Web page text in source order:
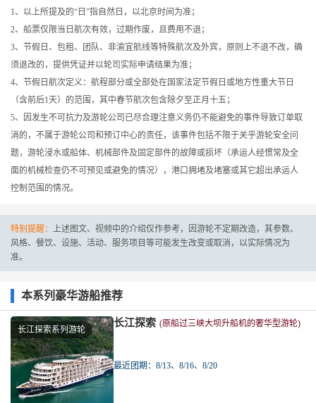
1、以上所提及的“日”指自然日，以北京时间为准；
2、船票仅限当日航次有效，过期作废，且费用不退；
3、节假日、包租、团队、非渝宜航线等特殊航次及外宾，原则上不退不改，确
须退改的，提供凭证并以轮司实际申请结果为准；
4、节假日航次定义：航程部分或全部处在国家法定节假日或地方性重大节日
（含前后1天）的范围，其中春节航次包含除夕至正月十五；
5、因发生不可抗力及游轮公司已尽合理注意义务仍不能避免的事件导致订单取
消的，不属于游轮公司和预订中心的责任，该事件包括不限于关乎游轮安全问
题，游轮浸水或船体、机械部件及固定部件的故障或损坏（承运人经惯常及全
面的机械检查仍不可预见或避免的情况），港口拥堵及堵塞或其它超出承运人
控制范围的情况。
特别提醒： 上述图文、视频中的介绍仅作参考，因游轮不定期改造，其参数、
风格、餐饮、设施、活动、服务项目等可能发生改变或取消，以实际情况为
准。
本系列豪华游船推荐
长江探索系列游轮
长江探索 (原船过三峡大坝升船机的奢华型游轮)
最近团期：8/13、8/16、8/20